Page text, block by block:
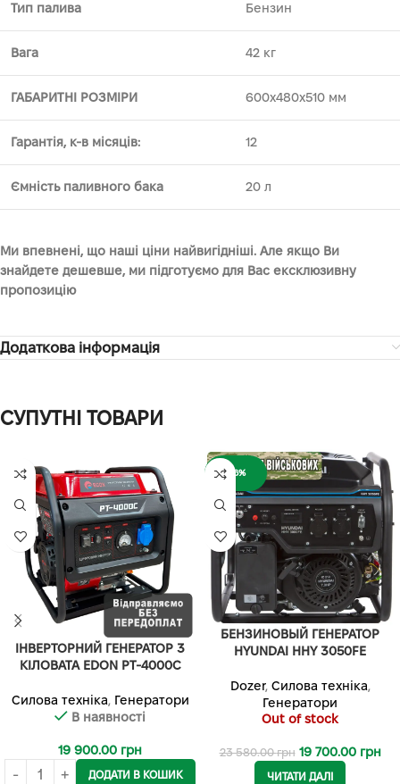
Тип палива Бензин
Вага 42 кг
ГАБАРИТНІ РОЗМІРИ 600х480х510 мм
Гарантія, к-в місяців: 12
Ємність паливного бака 20 л
Ми впевнені, що наші ціни найвигідніші. Але якщо Ви
знайдете дешевше, ми підготуємо для Вас ексклюзивну
пропозицію
Додаткова інформація
СУПУТНІ ТОВАРИ
ІНВЕРТОРНИЙ ГЕНЕРАТОР 3
КІЛОВАТА EDON PT-4000C
Силова техніка, Генератори
В наявності
19 900.00 грн
ДОДАТИ В КОШИК
-16%
БЕНЗИНОВЫЙ ГЕНЕРАТОР
HYUNDAI HHY 3050FE
Dozer, Силова техніка,
Генератори
Out of stock
23 580.00грн 19 700.00 грн
ЧИТАТИ ДАЛІ